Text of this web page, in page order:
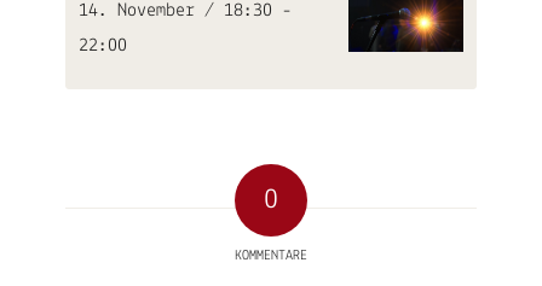
14. November / 18:30 -
22:00
0
KOMMENTARE